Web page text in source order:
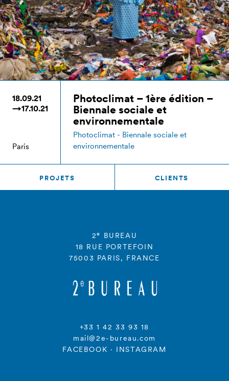
18.09.21
→17.10.21
Paris
Photoclimat – 1ère édition –
Biennale sociale et
environnementale
Photoclimat - Biennale sociale et
environnementale
PROJETS CLIENTS
2e
BUREAU
18 RUE PORTEFOIN
75003 PARIS, FRANCE
+33 1 42 33 93 18
mail@2e-bureau.com
FACEBOOK · INSTAGRAM